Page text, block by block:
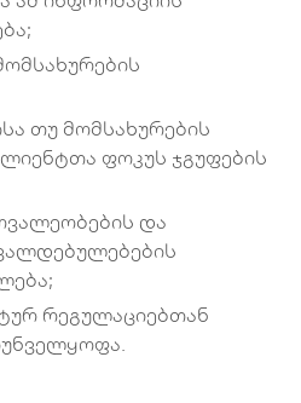
თუ მომსახურების
ფოკუს ჯგუფების
და
რეგულაციებთან